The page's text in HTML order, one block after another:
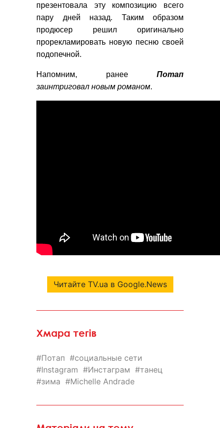
презентовала эту композицию всего
пару дней назад. Таким образом
продюсер решил оригинально
прорекламировать новую песню своей
подопечной.
Напомним, ранее Потап
заинтриговал новым романом.
Читайте TV.ua в Google.News
Хмара тегів
Потап
социальные сети
Instagram
Инстаграм
танец
зима
Michelle Andrade